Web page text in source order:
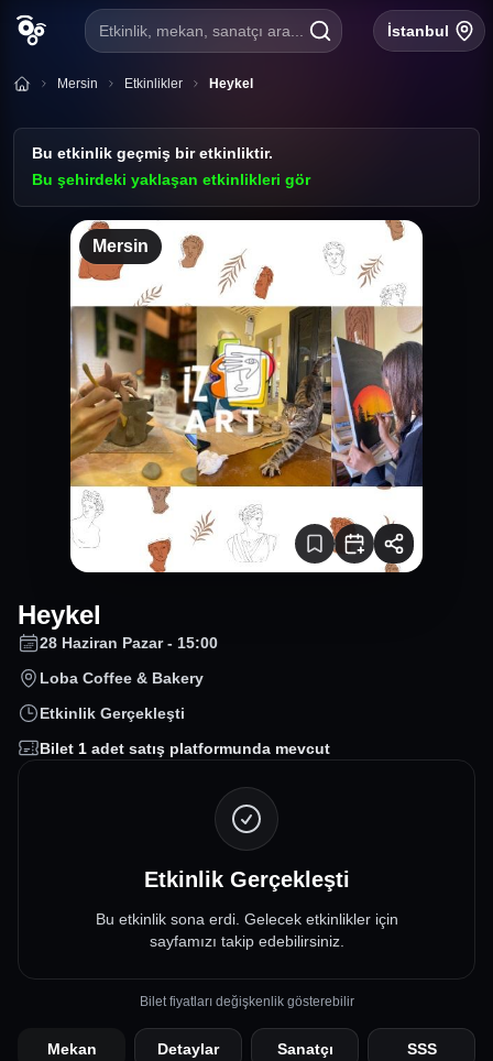
Etkinlik, mekan, sanatçı ara... İstanbul
Mersin Etkinlikler Heykel
Bu etkinlik geçmiş bir etkinliktir.
Bu şehirdeki yaklaşan etkinlikleri gör
Mersin
Heykel
28 Haziran Pazar - 15:00
Loba Coffee & Bakery
Etkinlik Gerçekleşti
Bilet 1 adet satış platformunda mevcut
Etkinlik Gerçekleşti
Bu etkinlik sona erdi. Gelecek etkinlikler için
sayfamızı takip edebilirsiniz.
Bilet fiyatları değişkenlik gösterebilir
Mekan Detaylar Sanatçı SSS